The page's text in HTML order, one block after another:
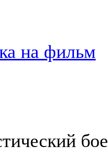
на фильм